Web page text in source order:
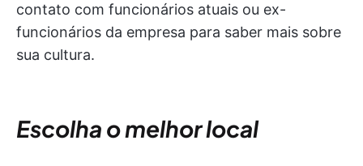
contato com funcionários atuais ou ex-
funcionários da empresa para saber mais sobre
sua cultura.
Escolha o melhor local